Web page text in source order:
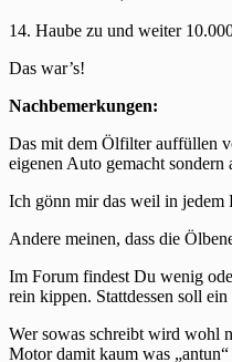
14. Haube zu und weiter
Das war’s!
Nachbemerkungen:
Das mit dem Ölfilter auffüllen
eigenen Auto gemacht
Ich gönn mir das weil in jedem
Andere meinen, dass die
Im Forum findest Du wenig
rein kippen. Stattdessen soll
Wer sowas schreibt wird wohl
Motor damit kaum was „antun“